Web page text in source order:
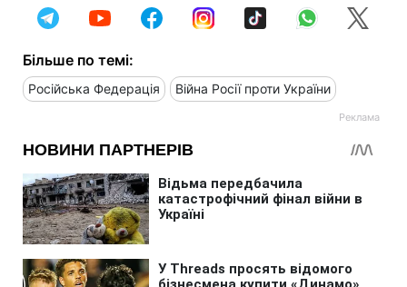
Більше по темі:
Російська Федерація Війна Росії проти України